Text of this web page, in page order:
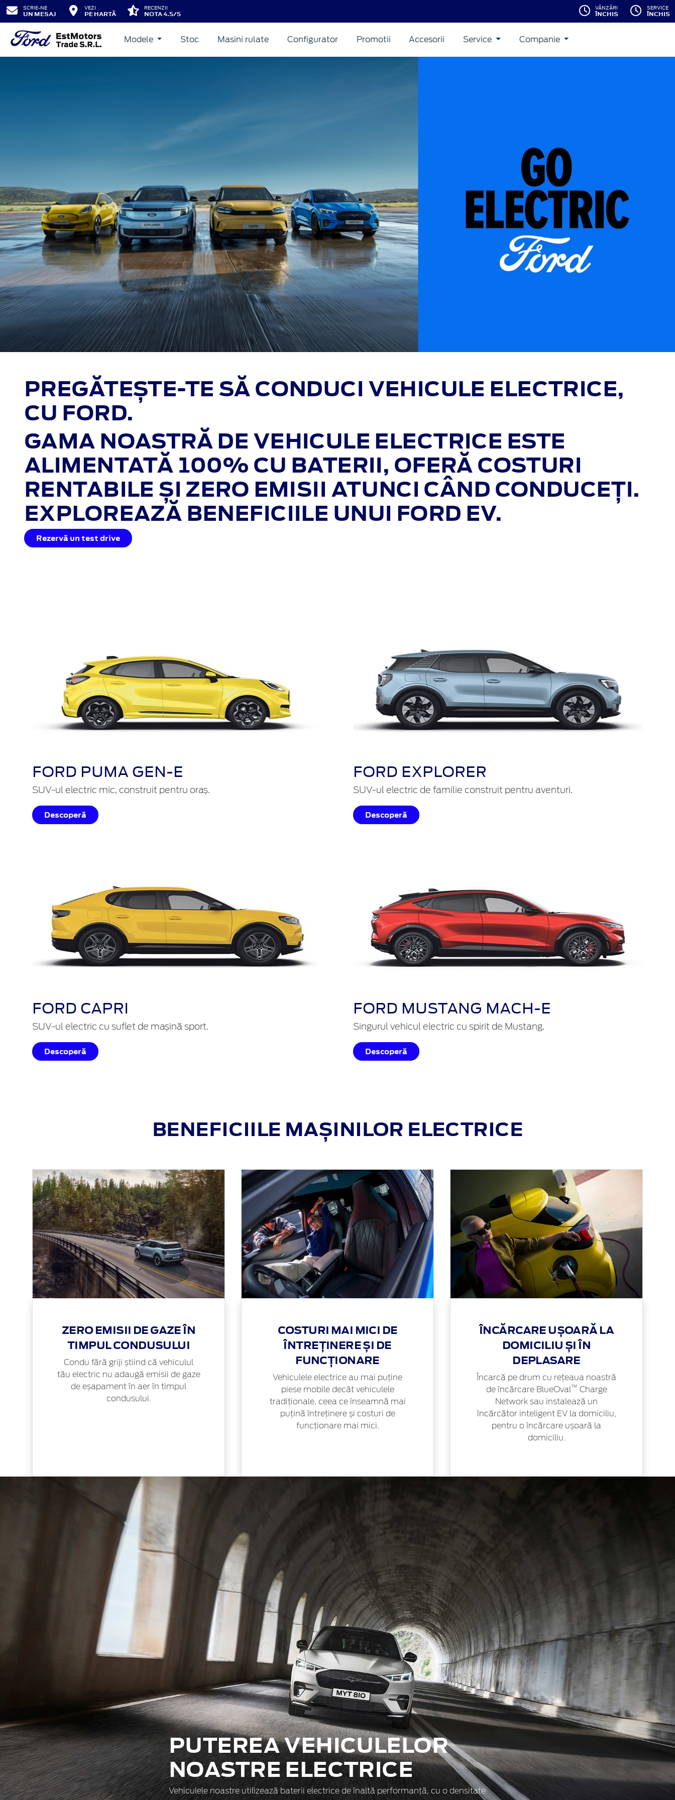
SCRIE-NE
UN MESAJ
VEZI
PE HARTĂ
RECENZII
NOTA 4.5/5
VÂNZĂRI
ÎNCHIS
SERVICE
ÎNCHIS
Modele Stoc Masini rulate Configurator Promotii Accesorii Service Companie
PREGĂTEȘTE-TE SĂ CONDUCI VEHICULE ELECTRICE,
CU FORD.
GAMA NOASTRĂ DE VEHICULE ELECTRICE ESTE
ALIMENTATĂ 100% CU BATERII, OFERĂ COSTURI
RENTABILE ȘI ZERO EMISII ATUNCI CÂND CONDUCEȚI.
EXPLOREAZĂ BENEFICIILE UNUI FORD EV.
Rezervă un test drive
FORD PUMA GEN-E
SUV-ul electric mic, construit pentru oraș.
Descoperă
FORD EXPLORER
SUV-ul electric de familie construit pentru aventuri.
Descoperă
FORD CAPRI
SUV-ul electric cu suflet de mașină sport.
Descoperă
FORD MUSTANG MACH-E
Singurul vehicul electric cu spirit de Mustang.
Descoperă
BENEFICIILE MAȘINILOR ELECTRICE
ZERO EMISII DE GAZE ÎN
TIMPUL CONDUSULUI
Condu fără griji știind că vehiculul
tău electric nu adaugă emisii de gaze
de eșapament în aer în timpul
condusului.
COSTURI MAI MICI DE
ÎNTREȚINERE ȘI DE
FUNCȚIONARE
Vehiculele electrice au mai puține
piese mobile decât vehiculele
tradiționale, ceea ce înseamnă mai
puțină întreținere și costuri de
funcționare mai mici.
ÎNCĂRCARE UȘOARĂ LA
DOMICILIU ȘI ÎN
DEPLASARE
Încarcă pe drum cu rețeaua noastră
de încărcare BlueOval ™ Charge
Network sau instalează un
încărcător inteligent EV la domiciliu,
pentru o încărcare ușoară la
domiciliu.
PUTEREA VEHICULELOR
NOASTRE ELECTRICE
Vehiculele noastre utilizează baterii electrice de înaltă performanță, cu o densitate